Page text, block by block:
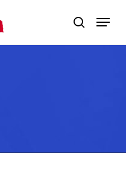
search